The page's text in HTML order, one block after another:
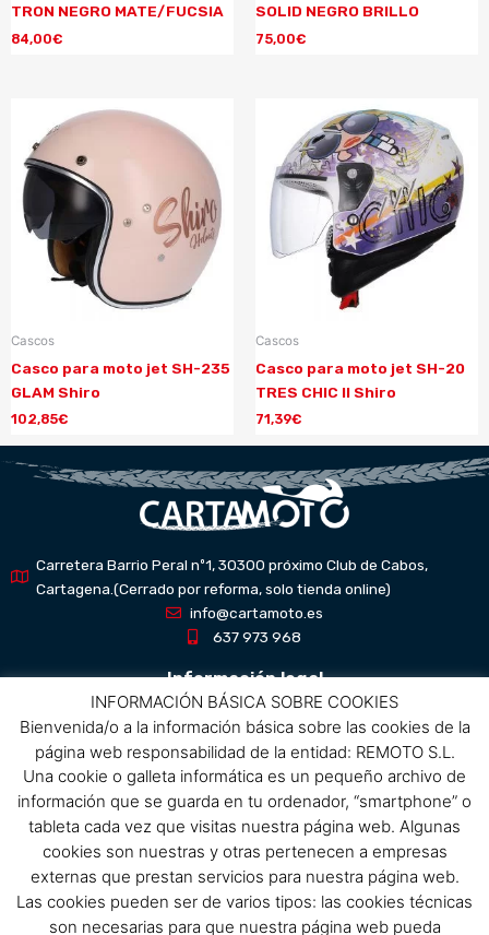
TRON NEGRO MATE/FUCSIA
84,00€
SOLID NEGRO BRILLO
75,00€
Cascos
Casco para moto jet SH-235
GLAM Shiro
102,85€
Cascos
Casco para moto jet SH-20
TRES CHIC II Shiro
71,39€
Carretera Barrio Peral nº1, 30300 próximo Club de Cabos,
Cartagena.(Cerrado por reforma, solo tienda online)
info@cartamoto.es
637 973 968
Información legal
Aviso Legal
Política de privacidad
Política de protección de datos
Política de cookies
Condiciones de compra
Menú
INFORMACIÓN BÁSICA SOBRE COOKIES
Bienvenida/o a la información básica sobre las cookies de la
página web responsabilidad de la entidad: REMOTO S.L.
Una cookie o galleta informática es un pequeño archivo de
información que se guarda en tu ordenador, “smartphone” o
tableta cada vez que visitas nuestra página web. Algunas
cookies son nuestras y otras pertenecen a empresas
externas que prestan servicios para nuestra página web.
Las cookies pueden ser de varios tipos: las cookies técnicas
son necesarias para que nuestra página web pueda